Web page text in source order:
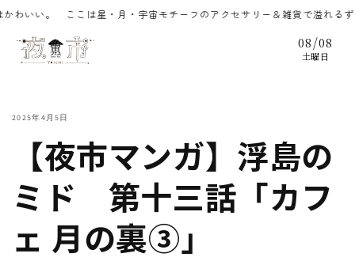
ンツに
。 ここは星・月・宇宙モチーフのアクセサリー＆雑貨で溢れるずっと
08 /08
土曜日
2025年4月5日
【夜市マンガ】浮島の
ミド 第十三話「カフ
ェ 月の裏③」